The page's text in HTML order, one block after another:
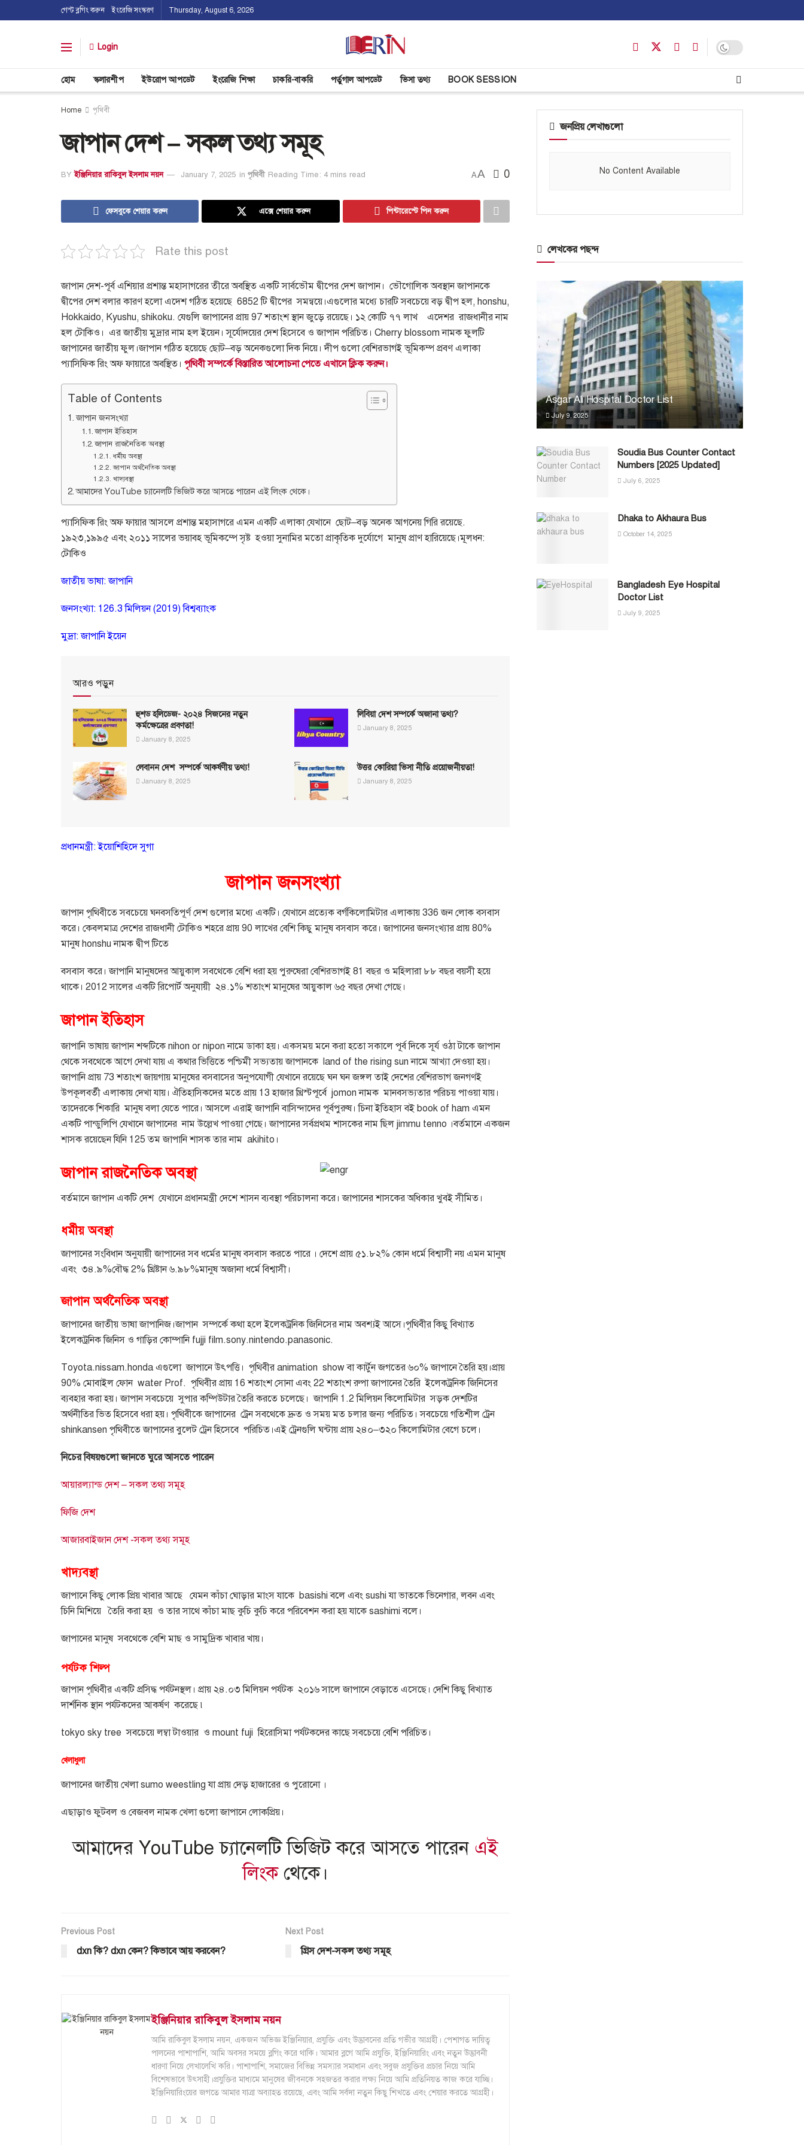
গেস্ট ব্লগিং করুন ইংরেজি সংস্করণ Thursday, August 6, 2026
Login
হোম স্কলারশীপ ইউরোপ আপডেট ইংরেজি শিক্ষা চাকরি-বাকরি পর্তুগাল আপডেট ভিসা তথ্য BOOK SESSION
Home পৃথিবী
জাপান দেশ – সকল তথ্য সমূহ
BY ইঞ্জিনিয়ার রাকিবুল ইসলাম নয়ন January 7, 2025 in পৃথিবী Reading Time: 4 mins read AA 0
ফেসবুকে শেয়ার করুন এক্সে শেয়ার করুন পিন্টারেস্টে পিন করুন
Rate this post
জাপান দেশ-পূর্ব এশিয়ার প্রশান্ত মহাসাগরের তীরে অবস্থিত একটি সার্বভৌম দ্বীপের দেশ জাপান। ভৌগোলিক অবস্থান জাপানকে
দ্বীপের দেশ বলার কারণ হলো এদেশ গঠিত হয়েছে 6852টি দ্বীপের সমন্বয়ে।এগুলোর মধ্যে চারটি সবচেয়ে বড় দ্বীপ হল, honshu,
Hokkaido, Kyushu, shikoku. যেগুলি জাপানের প্রায়97শতাংশ স্থান জুড়ে রয়েছে। ১২ কোটি ৭৭ লাখ এদেশর রাজধানীর নাম
হল টোকিও। এর জাতীয় মুদ্রার নাম হল ইয়েন। সূর্যোদয়ের দেশ হিসেবে ও জাপান পরিচিত। Cherry blossomনামক ফুলটি
জাপানের জাতীয় ফুল।জাপান গঠিত হয়েছে ছোট–বড় অনেকগুলো দিক নিয়ে। দীপ গুলো বেশিরভাগই ভূমিকম্প প্রবণ এলাকা
প্যাসিফিক রিং অফ ফায়ারে অবস্থিত। পৃথিবী সম্পর্কে বিস্তারিত আলোচনা পেতে এখানে ক্লিক করুন।
Table of Contents
জাপান জনসংখ্যা
জাপান ইতিহাস
জাপান রাজনৈতিক অবস্থা ‌‌
ধর্মীয় অবস্থা
জাপান অর্থনৈতিক অবস্থা
খাদ্যবস্থা
আমাদের YouTube চ্যানেলটি ভিজিট করে আসতে পারেন এই লিংক থেকে।
প্যাসিফিক রিং অফ ফায়ার আসলে প্রশান্ত মহাসাগরে এমন একটি এলাকা যেখানে ছোট–বড় অনেক আগনেয় গিরি রয়েছে.
১৯২৩,১৯৯৫ এবং ২০১১ সালের ভয়াবহ ভূমিকম্পে সৃষ্ট হওয়া সুনামির মতো প্রাকৃতিক দুর্যোগে মানুষ প্রাণ হারিয়েছে।মূলধন:
টোকিও
জাতীয় ভাষা: জাপানি
জনসংখ্যা: 126.3 মিলিয়ন (2019) বিশ্বব্যাংক
মুদ্রা: জাপানি ইয়েন
আরও পড়ুন
হুশড হলিডেজ- ২০২৪ সিজনের নতুন
কর্মক্ষেত্রের প্রবণতা!
January 8, 2025
লিবিয়া দেশ সম্পর্কে অজানা তথ্য?
January 8, 2025
লেবানন দেশ সম্পর্কে আকর্ষণীয় তথ্য!
January 8, 2025
উত্তর কোরিয়া ভিসা নীতি প্রয়োজনীয়তা!
January 8, 2025
প্রধানমন্ত্রী: ইয়োশিহিদে সুগা
জাপানজনসংখ্যা
জাপান পৃথিবীতে সবচেয়ে ঘনবসতিপূর্ণ দেশ গুলোর মধ্যে একটি। যেখানে প্রত্যেক বর্গকিলোমিটার এলাকায়336জন লোক বসবাস
করে। কেবলমাত্র দেশের রাজধানী টোকিও শহরে প্রায়90লাখের বেশি কিছু মানুষ বসবাস করে। জাপানের জনসংখ্যার প্রায়80%
মানুষhonshuনামক দ্বীপ টিতে
বসবাস করে। জাপানি মানুষদের আয়ুকাল সবথেকে বেশি ধরা হয় পুরুষেরা বেশিরভাগই 81বছর ও মহিলারা ৮৮ বছর বয়সী হয়ে
থাকে। 2012সালের একটি রিপোর্ট অনুযায়ী ২৪.১%শতাংশ মানুষের আয়ুকাল ৬৫ বছর দেখা গেছে।
জাপান ইতিহাস
জাপানি ভাষায় জাপান শব্দটিকেnihon or niponনামে ডাকা হয়। একসময় মনে করা হতো সকালে পূর্ব দিকে সূর্য ওঠা টাকে জাপান
থেকে সবথেকে আগে দেখা যায় এ কথার ভিত্তিতে পশ্চিমী সভ্যতায় জাপানকে land of the rising sunনামে আখ্যা দেওয়া হয়।
জাপানি প্রায়73শতাংশ জায়গায় মানুষের বসবাসের অনুপযোগী যেখানে রয়েছে ঘন ঘন জঙ্গল তাই দেশের বেশিরভাগ জনগণই
উপকূলবর্তী এলাকায় দেখা যায়। ঐতিহাসিকদের মতে প্রায়13হাজার খ্রিস্টপূর্বে jomonনামক মানবসভ্যতার পরিচয় পাওয়া যায়।
তাদেরকে শিকারি মানুষ বলা যেতে পারে। আসলে এরাই জাপানি বাসিন্দাদের পূর্বপুরুষ। চিনা ইতিহাস বই book of ham এমন
একটি পান্ডুলিপি যেখানে জাপানের নাম উল্লেখ পাওয়া গেছে। জাপানের সর্বপ্রথম শাসকের নাম ছিল jimmu tenno ।বর্তমানে একজন
শাসক রয়েছেন যিনি125তম জাপানি শাসক তার নাম akihito ।
জাপান রাজনৈতিক অবস্থা‌‌
বর্তমানে জাপান একটি দেশ যেখানে প্রধানমন্ত্রী দেশে শাসন ব্যবস্থা পরিচালনা করে। জাপানের শাসকের অধিকার খুবই সীমিত।
ধর্মীয় অবস্থা
জাপানের সংবিধান অনুযায়ী জাপানের সব ধর্মের মানুষ বসবাস করতে পারে । দেশে প্রায় ৫১.৮২% কোন ধর্মে বিশ্বাসী নয় এমন মানুষ
এবং ৩৪.৯%বৌদ্ধ 2%খ্রিষ্টান ৬.৯৮%মানুষ অজানা ধর্মে বিশ্বাসী।
জাপান অর্থনৈতিক অবস্থা
জাপানের জাতীয় ভাষা জাপানিজ।জাপান সম্পর্কে কথা হলে ইলেকট্রনিক জিনিসের নাম অবশ্যই আসে।পৃথিবীর কিছু বিখ্যাত
ইলেকট্রনিক জিনিস ও গাড়ির কোম্পানিfujji film.sony.nintendo.panasonic.
Toyota.nissam.honda এগুলো জাপানে উৎপত্তি। পৃথিবীর animation showবা কার্টুন জগতের ৬০%জাপানে তৈরি হয়।প্রায়
90% মোবাইল ফোন water Prof. পৃথিবীর প্রায়16শতাংশ সোনা এবং 22শতাংশ রুপা জাপানের তৈরি ইলেকট্রনিক জিনিসের
ব্যবহার করা হয়। জাপান সবচেয়ে সুপার কম্পিউটার তৈরি করতে চলেছে। জাপানি1.2মিলিয়ন কিলোমিটার সড়ক দেশটির
অর্থনীতির ভিত হিসেবে ধরা হয়। পৃথিবীকে জাপানের ট্রেন সবথেকে দ্রুত ও সময় মত চলার জন্য পরিচিত। সবচেয়ে গতিশীল ট্রেন
shinkansen পৃথিবীতে জাপানের বুলেট ট্রেন হিসেবে পরিচিত।এই ট্রেনগুলি ঘন্টায় প্রায় ২৪০–৩২০ কিলোমিটার বেগে চলে।
নিচের বিষয়গুলো জানতে ঘুরে আসতে পারেন
আয়ারল্যান্ড দেশ – সকল তথ্য সমূহ
ফিজি দেশ
আজারবাইজান দেশ -সকল তথ্য সমূহ
খাদ্যবস্থা
জাপানে কিছু লোক প্রিয় খাবার আছে যেমন কাঁচা ঘোড়ার মাংস যাকে basishiবলে এবং sushiযা ভাতকে ভিনেগার,লবন এবং
চিনি মিশিয়ে তৈরি করা হয় ও তার সাথে কাঁচা মাছ কুচি কুচি করে পরিবেশন করা হয় যাকেsashimiবলে।
জাপানের মানুষ সবথেকে বেশি মাছ ও সামুদ্রিক খাবার খায়।
পর্যটক শিল্প
জাপান পৃথিবীর একটি প্রসিদ্ধ পর্যটনস্থল। প্রায় ২৪.০৩ মিলিয়ন পর্যটক ২০১৬ সালে জাপানে বেড়াতে এসেছে। দেশি কিছু বিখ্যাত
দার্শনিক স্থান পর্যটকদের আকর্ষণ করেছে ৷
tokyo sky tree সবচেয়ে লম্বা টাওয়ার ও mount fuji হিরোসিমা পর্যটকদের কাছে সবচেয়ে বেশি পরিচিত।
খেলাধুলা
জাপানের জাতীয় খেলাsumo weestlingযা প্রায় দেড় হাজারের ও পুরোনো ।
এছাড়াও ফুটবল ও বেজবল নামক খেলা গুলো জাপানে লোকপ্রিয়।
আমাদের YouTube চ্যানেলটি ভিজিট করে আসতে পারেন এই
লিংকথেকে।
Previous Post
dxn কি? dxn কেন? কিভাবে আয় করবেন?
Next Post
গ্রিস দেশ-সকল তথ্য সমূহ
ইঞ্জিনিয়ার রাকিবুল ইসলাম নয়ন
আমি রাকিবুল ইসলাম নয়ন, একজন অভিজ্ঞ ইঞ্জিনিয়ার, প্রযুক্তি এবং উদ্ভাবনের প্রতি গভীর আগ্রহী। পেশাগত দায়িত্ব
পালনের পাশাপাশি, আমি অবসর সময়ে ব্লগিং করে থাকি। আমার ব্লগে আমি প্রযুক্তি, ইঞ্জিনিয়ারিং এবং নতুন উদ্ভাবনী
ধারণা নিয়ে লেখালেখি করি। পাশাপাশি, সমাজের বিভিন্ন সমস্যার সমাধান এবং সবুজ প্রযুক্তির প্রচার নিয়ে আমি
বিশেষভাবে উৎসাহী।প্রযুক্তির মাধ্যমে মানুষের জীবনকে সহজতর করার লক্ষ্য নিয়ে আমি প্রতিনিয়ত কাজ করে যাচ্ছি।
ইঞ্জিনিয়ারিংয়ের জগতে আমার যাত্রা অব্যাহত রয়েছে, এবং আমি সর্বদা নতুন কিছু শিখতে এবং শেয়ার করতে আগ্রহী।
জনপ্রিয় লেখাগুলো
No Content Available
লেখকের পছন্দ
Asgar Ali Hospital Doctor List
July 9, 2025
Soudia Bus Counter Contact
Numbers [2025 Updated]
July 6, 2025
Dhaka to Akhaura Bus
October 14, 2025
Bangladesh Eye Hospital
Doctor List
July 9, 2025